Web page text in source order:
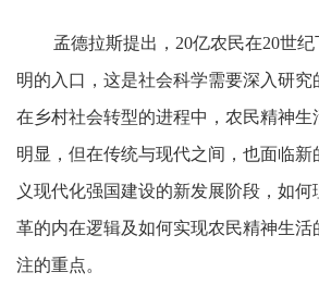
孟德拉斯提出，20亿农民在20世
明的入口，这是社会科学需要深入研究
在乡村社会转型的进程中，农民精神生
明显，但在传统与现代之间，也面临新
义现代化强国建设的新发展阶段，如
革的内在逻辑及如何实现农民精神生活
注的重点。